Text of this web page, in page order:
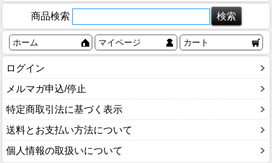
商品検索
ホーム マイページ カート
ログイン
メルマガ申込/停止
特定商取引法に基づく表示
送料とお支払い方法について
個人情報の取扱いについて